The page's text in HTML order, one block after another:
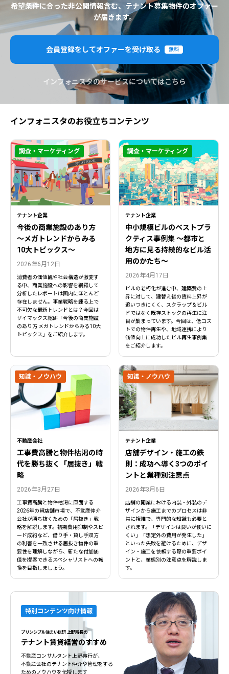
希望条件に合った非公開情報含む、テナント募集物件のオファー
が届きます。
会員登録をしてオファーを受け取る 無料
インフォニスタのサービスについてはこちら
インフォニスタのお役立ちコンテンツ
テナント企業
今後の商業施設のあり方
〜メガトレンドからみる
10大トピックス〜
2026年6月12日
消費者の価値観や社会構造が激変す
る中、商業施設への影響を網羅して
分析したレポートは国内にほとんど
存在しません。事業戦略を練る上で
不可欠な最新トレンドとは？今回は
ザイマックス総研「今後の商業施設
のあり方 メガトレンドからみる10大
トピックス」をご紹介します。
調査・マーケティング
テナント企業
中小規模ビルのベストプラ
クティス事例集 ～都市と
地方に見る持続的なビル活
用のかたち～
2026年4月17日
ビルの老朽化が進む中、建築費の上
昇に対して、建替え後の賃料上昇が
追いつきにくく、スクラップ＆ビル
ドではなく既存ストックの再生に注
目が集まっています。今回は、低コス
トでの物件再生や、地域連携により
価値向上に成功したビル再生事例集
をご紹介します。
調査・マーケティング
不動産会社
工事費高騰と物件枯渇の時
代を勝ち抜く「居抜き」戦
略
2026年3月27日
工事費高騰と物件枯渇に直面する
2026年の貸店舗市場で、不動産仲介
会社が勝ち抜くための「居抜き」戦
略を解説します。初期費用抑制やスピ
ード成約など、借り手・貸し手双方
の利害を一致させる居抜き物件の重
要性を理解しながら、新たな付加価
値を提案できるスペシャリストへの転
換を目指しましょう。
知識・ノウハウ
テナント企業
店舗デザイン・施工の鉄
則：成功へ導く3つのポイ
ントと業種別注意点
2026年3月6日
店舗の開業における内装・外装のデ
ザインから施工までのプロセスは非
常に複雑で、専門的な知識も必要と
されます。「デザインは良いが使いに
くい」「想定外の費用が発生した」
といった失敗を避けるために、デザ
イン・施工を依頼する際の重要ポイ
ントと、業態別の注意点を解説しま
す。
知識・ノウハウ
特別コンテンツ向け情報
プリンシプル住まい総研 上野所長の
テナント賃貸経営のすすめ
不動産コンサルタント上野典行が、
不動産会社のテナント仲介や管理をする
ためのノウハウを伝授します